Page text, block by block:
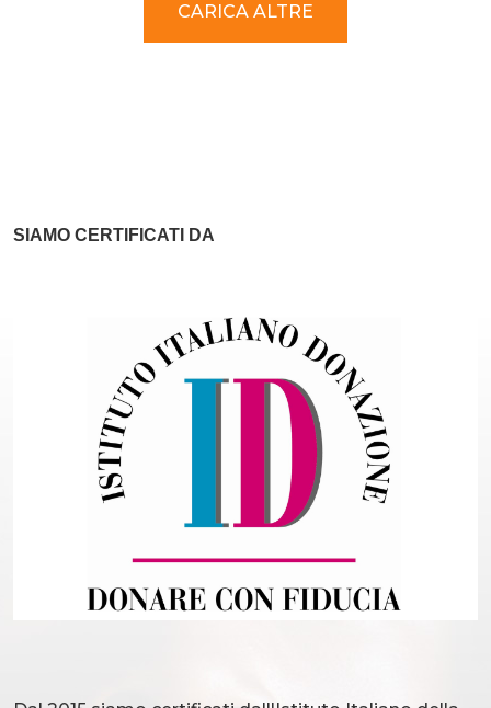
CARICA ALTRE
SIAMO CERTIFICATI DA